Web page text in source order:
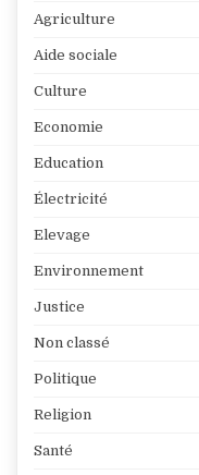
Agriculture
Aide sociale
Culture
Economie
Education
Électricité
Elevage
Environnement
Justice
Non classé
Politique
Religion
Santé